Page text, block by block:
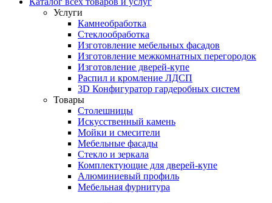
Услуги
Камнеобработка
Стеклообработка
Изготовление мебельных фасадов
Изготовление межкомнатных перегородок
Изготовление дверей-купе
Распил и кромление ЛДСП
3D Конфигуратор гардеробных систем
Товары
Столешницы
Искусственный камень
Мойки и смесители
Мебельные фасады
Стекло и зеркала
Комплектующие для дверей-купе
Алюминиевый профиль
Мебельная фурнитура